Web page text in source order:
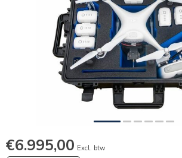
€6.995,00 Excl. btw